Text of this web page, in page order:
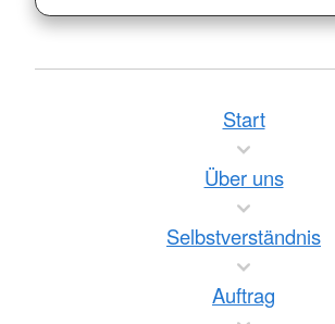
Start
Über uns
Selbstverständnis
Auftrag